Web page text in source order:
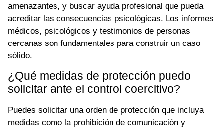
amenazantes, y buscar ayuda profesional que pueda
acreditar las consecuencias psicológicas. Los informes
médicos, psicológicos y testimonios de personas
cercanas son fundamentales para construir un caso
sólido.
¿Qué medidas de protección puedo
solicitar ante el control coercitivo?
Puedes solicitar una orden de protección que incluya
medidas como la prohibición de comunicación y